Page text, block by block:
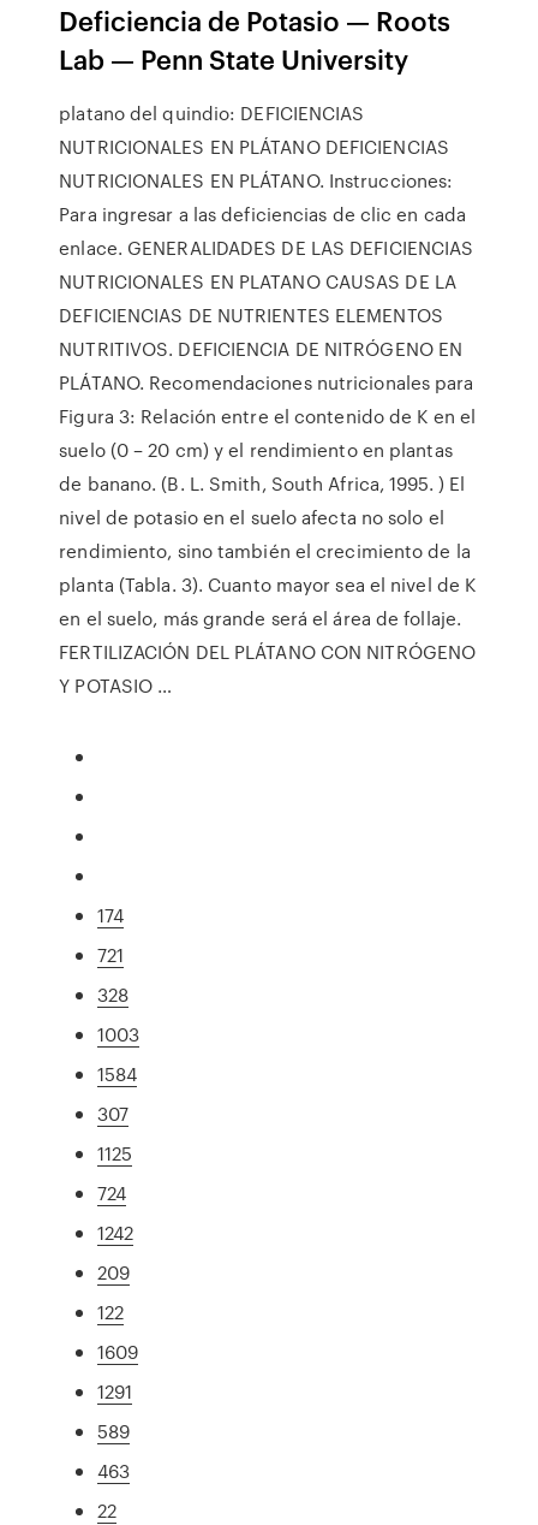
Deficiencia de Potasio — Roots
Lab — Penn State University
platano del quindio: DEFICIENCIAS
NUTRICIONALES EN PLÁTANO DEFICIENCIAS
NUTRICIONALES EN PLÁTANO. Instrucciones:
Para ingresar a las deficiencias de clic en cada
enlace. GENERALIDADES DE LAS DEFICIENCIAS
NUTRICIONALES EN PLATANO CAUSAS DE LA
DEFICIENCIAS DE NUTRIENTES ELEMENTOS
NUTRITIVOS. DEFICIENCIA DE NITRÓGENO EN
PLÁTANO. Recomendaciones nutricionales para
Figura 3: Relación entre el contenido de K en el
suelo (0 – 20 cm) y el rendimiento en plantas
de banano. (B. L. Smith, South Africa, 1995. ) El
nivel de potasio en el suelo afecta no solo el
rendimiento, sino también el crecimiento de la
planta (Tabla. 3). Cuanto mayor sea el nivel de K
en el suelo, más grande será el área de follaje.
FERTILIZACIÓN DEL PLÁTANO CON NITRÓGENO
Y POTASIO …
174
721
328
1003
1584
307
1125
724
1242
209
122
1609
1291
589
463
22